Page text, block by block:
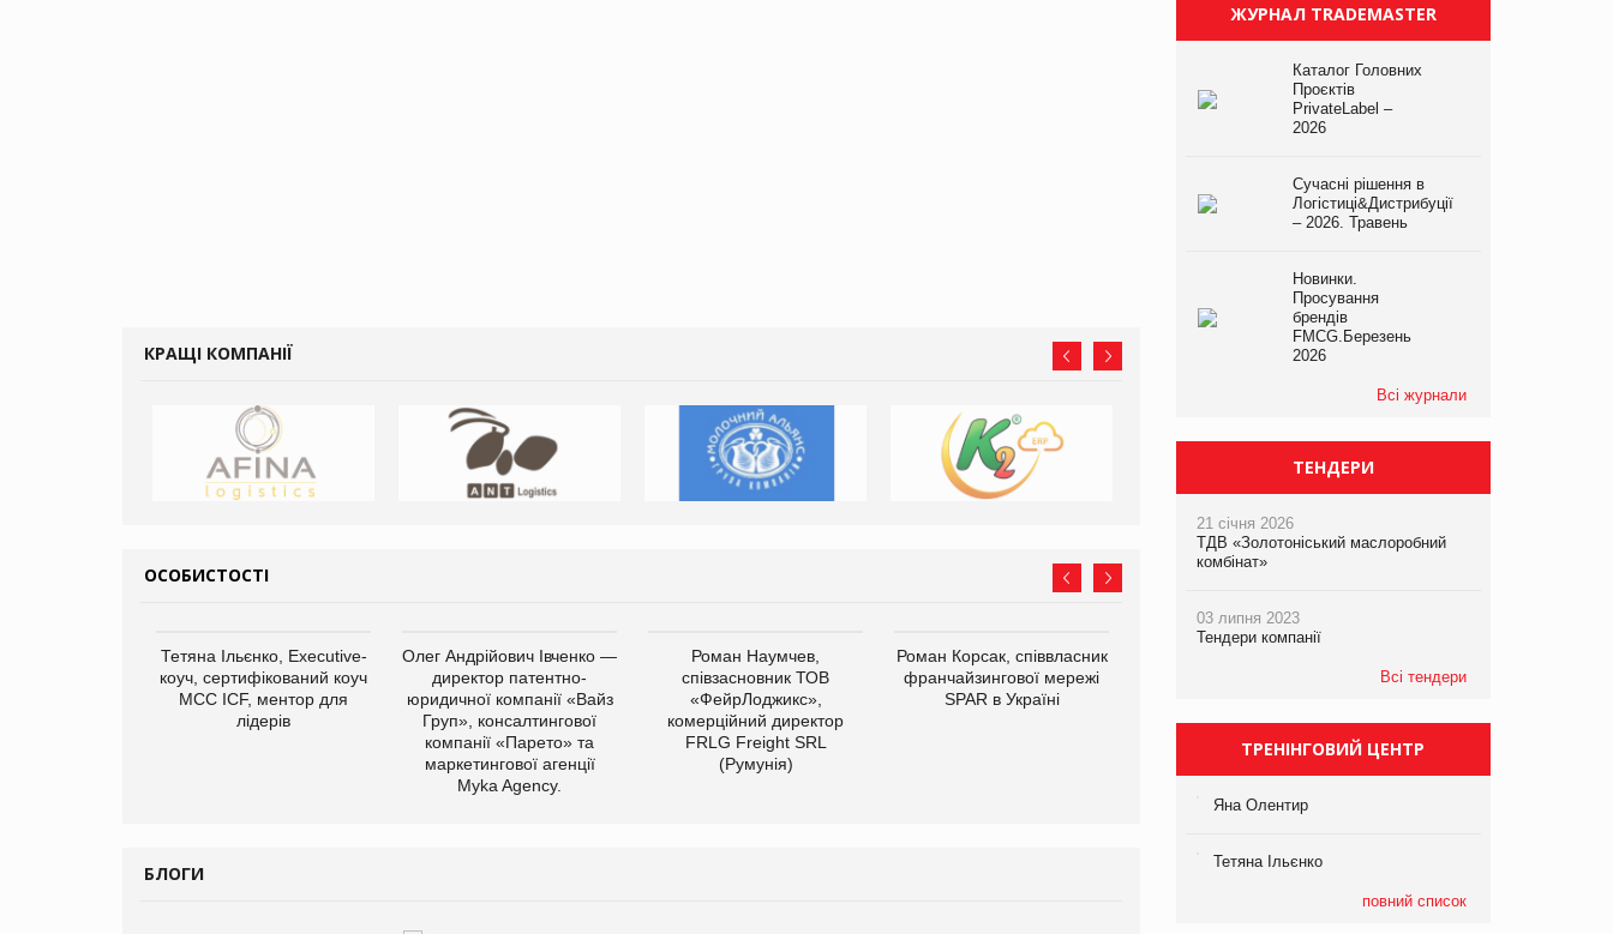
КРАЩІ КОМПАНІЇ
ОСОБИСТОСТІ
Тетяна Ільєнко, Executive-
коуч, сертифікований коуч
МСС ICF, ментор для
лідерів
Олег Андрійович Івченко —
директор патентно-
юридичної компанії «Вайз
Груп», консалтингової
компанії «Парето» та
маркетингової агенції
Myka Agency.
Роман Наумчев,
співзасновник ТОВ
«ФейрЛоджикс»,
комерційний директор
FRLG Freight SRL
(Румунія)
Роман Корсак, співвласник
франчайзингової мережі
SPAR в Україні
виробництва
компанії «УкраМарин»
БЛОГИ
ЖУРНАЛ TRADEMASTER
Каталог Головних
Проєктів
PrivateLabel –
2026
Сучасні рішення в
Логістиці&Дистрибуції
– 2026. Травень
Новинки.
Просування
брендів
FMCG.Березень
2026
Всі журнали
ТЕНДЕРИ
21 січня 2026
ТДВ «Золотоніський маслоробний
комбінат»
03 липня 2023
Тендери компанії
Всі тендери
ТРЕНІНГОВИЙ ЦЕНТР
Яна Олентир
Тетяна Ільєнко
повний список